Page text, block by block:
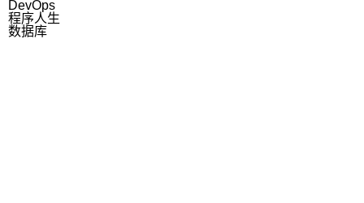
DevOps
程序人生
数据库